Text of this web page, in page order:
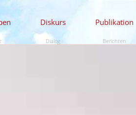
Diskurs
Dialog
Publikation
Berichten